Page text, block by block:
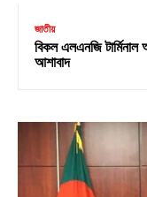
জাতীয়
বিকল এলএনজি টার্মিনাল
আশাবাদ